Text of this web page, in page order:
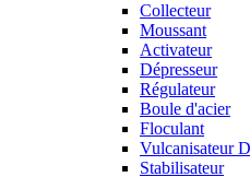
Collecteur
Moussant
Activateur
Dépresseur
Régulateur
Boule d'acier
Floculant
Vulcanisateur
Stabilisateur